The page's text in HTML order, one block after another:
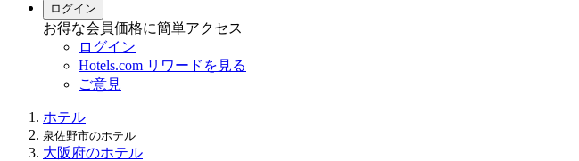
ログイン
お得な会員価格に簡単アクセス
ログイン
Hotels.com リワードを見る
ご意見
ホテル
泉佐野市のホテル
大阪府のホテル